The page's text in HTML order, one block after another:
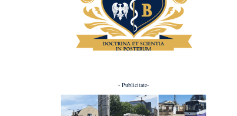
- Publicitate-